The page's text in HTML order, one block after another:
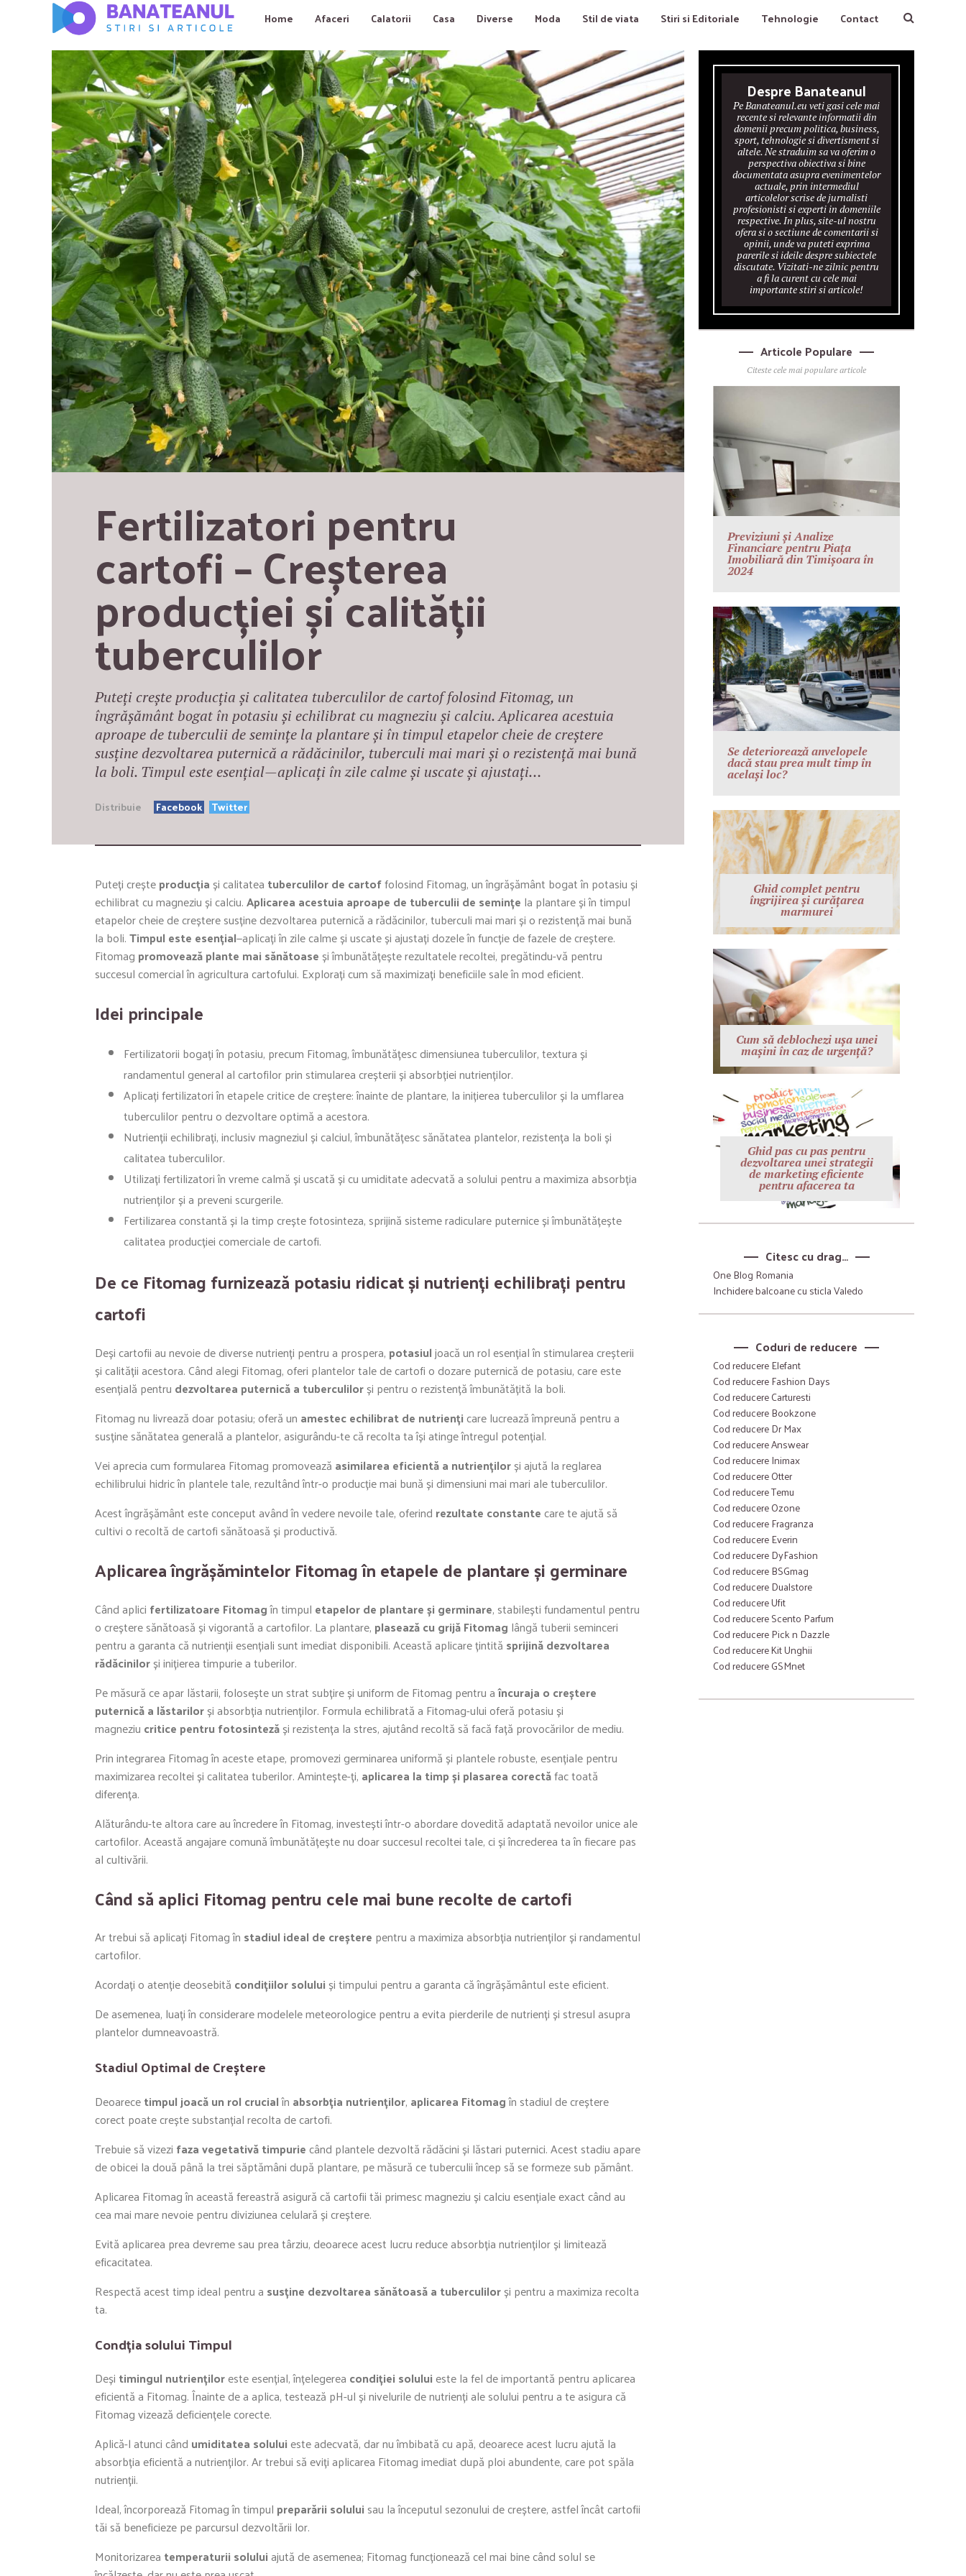
Home Afaceri Calatorii Casa Diverse Moda Stil de viata Stiri si Editoriale Tehnologie Contact
Fertilizatori pentru
cartofi – Creșterea
producției și calității
tuberculilor
Puteți crește producția și calitatea tuberculilor de cartof folosind Fitomag, un
îngrășământ bogat în potasiu și echilibrat cu magneziu și calciu. Aplicarea acestuia
aproape de tuberculii de semințe la plantare și în timpul etapelor cheie de creștere
susține dezvoltarea puternică a rădăcinilor, tuberculi mai mari și o rezistență mai bună
la boli. Timpul este esențial—aplicați în zile calme și uscate și ajustați…
Distribuie Facebook Twitter
Puteți creșteproducțiași calitatea tuberculilor de cartoffolosind Fitomag, un îngrășământ bogat în potasiu și
echilibrat cu magneziu și calciu.Aplicarea acestuia aproape de tuberculii de semințe la plantare și în timpul
etapelor cheie de creștere susține dezvoltarea puternică a rădăcinilor, tuberculi mai mari și o rezistență mai bună
la boli.Timpul este esențial—aplicați în zile calme și uscate și ajustați dozele în funcție de fazele de creștere.
Fitomag promovează plante mai sănătoaseși îmbunătățește rezultatele recoltei, pregătindu-vă pentru
succesul comercial în agricultura cartofului. Explorați cum să maximizați beneficiile sale în mod eficient.
Idei principale
Fertilizatorii bogați în potasiu, precum Fitomag, îmbunătățesc dimensiunea tuberculilor, textura și
randamentul general al cartofilor prin stimularea creșterii și absorbției nutrienților.
Aplicați fertilizatori în etapele critice de creștere: înainte de plantare, la inițierea tuberculilor și la umflarea
tuberculilor pentru o dezvoltare optimă a acestora.
Nutrienții echilibrați, inclusiv magneziul și calciul, îmbunătățesc sănătatea plantelor, rezistența la boli și
calitatea tuberculilor.
Utilizați fertilizatori în vreme calmă și uscată și cu umiditate adecvată a solului pentru a maximiza absorbția
nutrienților și a preveni scurgerile.
Fertilizarea constantă și la timp crește fotosinteza, sprijină sisteme radiculare puternice și îmbunătățește
calitatea producției comerciale de cartofi.
De ce Fitomag furnizează potasiu ridicat și nutrienți echilibrați pentru
cartofi
Deși cartofii au nevoie de diverse nutrienți pentru a prospera, potasiuljoacă un rol esențial în stimularea creșterii
și calității acestora. Când alegi Fitomag, oferi plantelor tale de cartofi o dozare puternică de potasiu, care este
esențială pentru dezvoltarea puternică a tuberculilorși pentru o rezistență îmbunătățită la boli.
Fitomag nu livrează doar potasiu; oferă un amestec echilibrat de nutrienți care lucrează împreună pentru a
susține sănătatea generală a plantelor, asigurându-te că recolta ta își atinge întregul potențial.
Vei aprecia cum formularea Fitomag promovează asimilarea eficientă a nutriențilorși ajută la reglarea
echilibrului hidric în plantele tale, rezultând într-o producție mai bună și dimensiuni mai mari ale tuberculilor.
Acest îngrășământ este conceput având în vedere nevoile tale, oferind rezultate constante care te ajută să
cultivi o recoltă de cartofi sănătoasă și productivă.
Aplicarea îngrășămintelor Fitomag în etapele de plantare și germinare
Când aplici fertilizatoare Fitomagîn timpul etapelor de plantare și germinare, stabilești fundamentul pentru
o creștere sănătoasă și vigorantă a cartofilor. La plantare, plasează cu grijă Fitomag lângă tuberii seminceri
pentru a garanta că nutrienții esențiali sunt imediat disponibili. Această aplicare țintită sprijină dezvoltarea
rădăcinilorși inițierea timpurie a tuberilor.
Pe măsură ce apar lăstarii, folosește un strat subțire și uniform de Fitomag pentru aîncuraja o creștere
puternică a lăstarilorși absorbția nutrienților. Formula echilibrată a Fitomag-ului oferă potasiu și
magneziu critice pentru fotosintezăși rezistența la stres, ajutând recoltă să facă față provocărilor de mediu.
Prin integrarea Fitomag în aceste etape, promovezi germinarea uniformă și plantele robuste, esențiale pentru
maximizarea recoltei și calitatea tuberilor. Amintește-ți, aplicarea la timp și plasarea corectăfac toată
diferența.
Alăturându-te altora care au încredere în Fitomag, investești într-o abordare dovedită adaptată nevoilor unice ale
cartofilor. Această angajare comună îmbunătățește nu doar succesul recoltei tale, ci și încrederea ta în fiecare pas
al cultivării.
Când să aplici Fitomag pentru cele mai bune recolte de cartofi
Ar trebui să aplicați Fitomag în stadiul ideal de creștere pentru a maximiza absorbția nutrienților și randamentul
cartofilor.
Acordați o atenție deosebită condițiilor soluluiși timpului pentru a garanta că îngrășământul este eficient.
De asemenea, luați în considerare modelele meteorologice pentru a evita pierderile de nutrienți și stresul asupra
plantelor dumneavoastră.
Stadiul Optimal de Creștere
Deoarecetimpul joacă un rol crucialîn absorbția nutrienților, aplicarea Fitomagîn stadiul de creștere
corect poate crește substanțial recolta de cartofi.
Trebuie să vizezi faza vegetativă timpurie când plantele dezvoltă rădăcini și lăstari puternici. Acest stadiu apare
de obicei la două până la trei săptămâni după plantare, pe măsură ce tuberculii încep să se formeze sub pământ.
Aplicarea Fitomag în această fereastră asigură că cartofii tăi primesc magneziu și calciu esențiale exact când au
cea mai mare nevoie pentru diviziunea celulară și creștere.
Evită aplicarea prea devreme sau prea târziu, deoarece acest lucru reduce absorbția nutrienților și limitează
eficacitatea.
Respectă acest timp ideal pentru a susține dezvoltarea sănătoasă a tuberculilorși pentru a maximiza recolta
ta.
Condția solului Timpul
Deși timingul nutriențiloreste esențial, înțelegerea condiției solului este la fel de importantă pentru aplicarea
eficientă a Fitomag. Înainte de a aplica, testează pH-ul și nivelurile de nutrienți ale solului pentru a te asigura că
Fitomag vizează deficiențele corecte.
Aplică-l atunci când umiditatea solului este adecvată, dar nu îmbibată cu apă, deoarece acest lucru ajută la
absorbția eficientă a nutrienților. Ar trebui să eviți aplicarea Fitomag imediat după ploi abundente, care pot spăla
nutrienții.
Ideal, încorporează Fitomag în timpul preparării solului sau la începutul sezonului de creștere, astfel încât cartofii
tăi să beneficieze pe parcursul dezvoltării lor.
Monitorizarea temperaturii soluluiajută de asemenea; Fitomag funcționează cel mai bine când solul se
Despre Banateanul
Pe Banateanul.eu veti gasi cele mai
recente si relevante informatii din
domenii precum politica, business,
sport, tehnologie si divertisment si
altele. Ne straduim sa va oferim o
perspectiva obiectiva si bine
documentata asupra evenimentelor
actuale, prin intermediul
articolelor scrise de jurnalisti
profesionisti si experti in domeniile
respective. In plus, site-ul nostru
ofera si o sectiune de comentarii si
opinii, unde va puteti exprima
parerile si ideile despre subiectele
discutate. Vizitati-ne zilnic pentru
a fi la curent cu cele mai
importante stiri si articole!
Articole Populare
Citeste cele mai populare articole
Previziuni și Analize
Financiare pentru Piața
Imobiliară din Timișoara în
2024
Se deteriorează anvelopele
dacă stau prea mult timp în
același loc?
Ghid complet pentru
îngrijirea și curățarea
marmurei
Cum să deblochezi ușa unei
mașini în caz de urgență?
Ghid pas cu pas pentru
dezvoltarea unei strategii
de marketing eficiente
pentru afacerea ta
Citesc cu drag…
One Blog Romania
Inchidere balcoane cu sticla Valedo
Coduri de reducere
Cod reducere Elefant
Cod reducere Fashion Days
Cod reducere Carturesti
Cod reducere Bookzone
Cod reducere Dr Max
Cod reducere Answear
Cod reducere Inimax
Cod reducere Otter
Cod reducere Temu
Cod reducere Ozone
Cod reducere Fragranza
Cod reducere Everin
Cod reducere DyFashion
Cod reducere BSGmag
Cod reducere Dualstore
Cod reducere Ufit
Cod reducere Scento Parfum
Cod reducere Pick n Dazzle
Cod reducere Kit Unghii
Cod reducere GSMnet